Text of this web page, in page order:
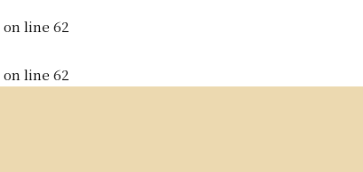
on line 62
on line 62